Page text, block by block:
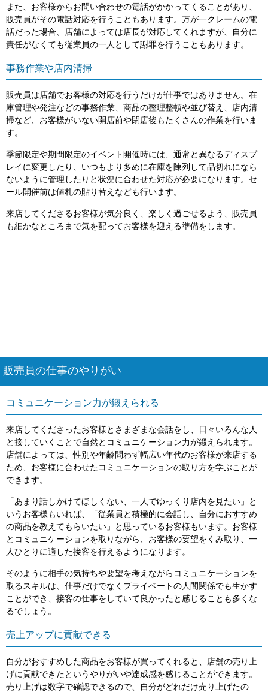
また、お客様からお問い合わせの電話がかかってくることがあり、
販売員がその電話対応を行うこともあります。万が一クレームの電
話だった場合、店舗によっては店長が対応してくれますが、自分に
責任がなくても従業員の一人として謝罪を行うこともあります。
事務作業や店内清掃
販売員は店舗でお客様の対応を行うだけが仕事ではありません。在
庫管理や発注などの事務作業、商品の整理整頓や並び替え、店内清
掃など、お客様がいない開店前や閉店後もたくさんの作業を行いま
す。
季節限定や期間限定のイベント開催時には、通常と異なるディスプ
レイに変更したり、いつもより多めに在庫を陳列して品切れになら
ないように管理したりと状況に合わせた対応が必要になります。セ
ール開催前は値札の貼り替えなども行います。
来店してくださるお客様が気分良く、楽しく過ごせるよう、販売員
も細かなところまで気を配ってお客様を迎える準備をします。
販売員の仕事のやりがい
コミュニケーション力が鍛えられる
来店してくださったお客様とさまざまな会話をし、日々いろんな人
と接していくことで自然とコミュニケーション力が鍛えられます。
店舗によっては、性別や年齢問わず幅広い年代のお客様が来店する
ため、お客様に合わせたコミュニケーションの取り方を学ぶことが
できます。
「あまり話しかけてほしくない、一人でゆっくり店内を見たい」と
いうお客様もいれば、「従業員と積極的に会話し、自分におすすめ
の商品を教えてもらいたい」と思っているお客様もいます。お客様
とコミュニケーションを取りながら、お客様の要望をくみ取り、一
人ひとりに適した接客を行えるようになります。
そのように相手の気持ちや要望を考えながらコミュニケーションを
取るスキルは、仕事だけでなくプライベートの人間関係でも生かす
ことができ、接客の仕事をしていて良かったと感じることも多くな
るでしょう。
売上アップに貢献できる
自分がおすすめした商品をお客様が買ってくれると、店舗の売り上
げに貢献できたというやりがいや達成感を感じることができます。
売り上げは数字で確認できるので、自分がどれだけ売り上げたの